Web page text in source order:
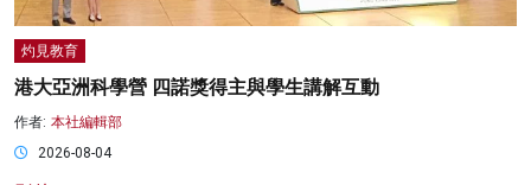
灼見教育
港大亞洲科學營 四諾獎得主與學生講解互動
作者: 本社編輯部
2026-08-04